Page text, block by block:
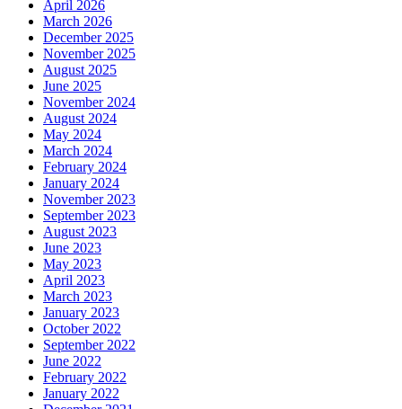
April 2026
March 2026
December 2025
November 2025
August 2025
June 2025
November 2024
August 2024
May 2024
March 2024
February 2024
January 2024
November 2023
September 2023
August 2023
June 2023
May 2023
April 2023
March 2023
January 2023
October 2022
September 2022
June 2022
February 2022
January 2022